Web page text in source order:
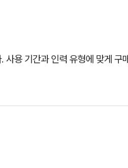
사용 기간과 인력 유형에 맞게 구